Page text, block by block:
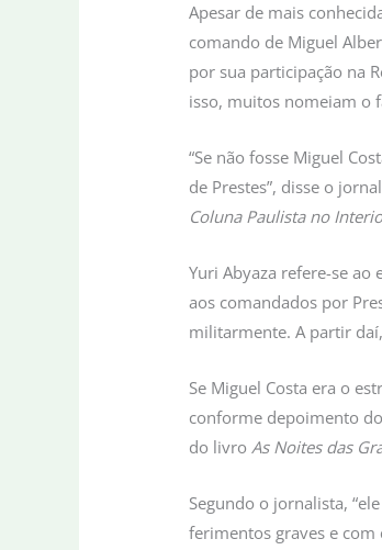
Apesar de mais
comando de Miguel
por sua participação na
isso, muitos nomeiam o
“Se não fosse Miguel
de Prestes”, disse o
Coluna Paulista no
Yuri Abyaza refere-se
aos comandados por
militarmente. A partir
Se Miguel Costa era o
conforme depoimento
do livroAs Noites das
Segundo o jornalista,
ferimentos graves e com